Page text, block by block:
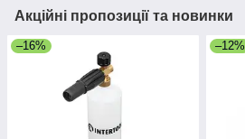
Акційні пропозиції та новинки
–16% –12%